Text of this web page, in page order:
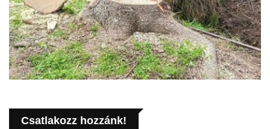
Csatlakozz hozzánk!